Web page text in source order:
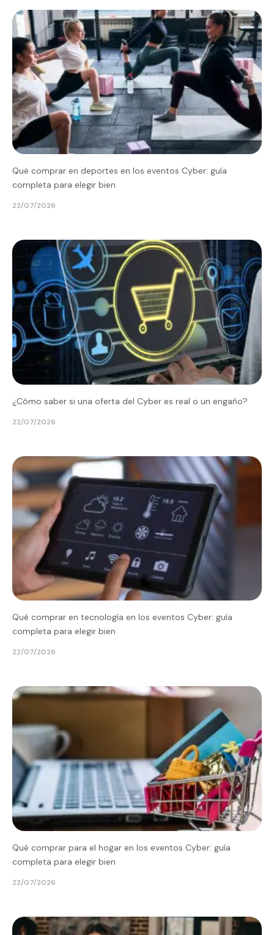
Qué comprar en deportes en los eventos Cyber: guía
completa para elegir bien
22/07/2026
¿Cómo saber si una oferta del Cyber es real o un engaño?
22/07/2026
Qué comprar en tecnología en los eventos Cyber: guía
completa para elegir bien
22/07/2026
Qué comprar para el hogar en los eventos Cyber: guía
completa para elegir bien
22/07/2026